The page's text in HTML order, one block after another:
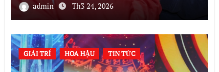
admin Th3 24, 2026
GIẢI TRÍ HOA HẬU TIN TỨC